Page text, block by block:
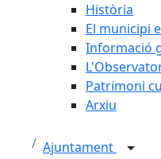
Història
El municipi
Informació
Patrimoni
Arxiu
Ajuntament